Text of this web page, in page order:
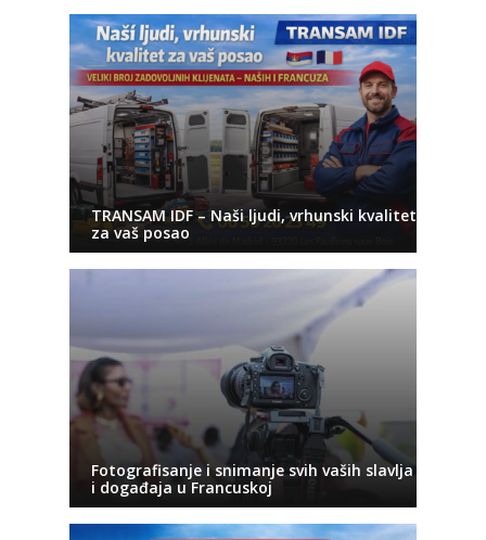
TRANSAM IDF – Naši ljudi, vrhunski kvalitet
za vaš posao
Fotografisanje i snimanje svih vaših slavlja
i događaja u Francuskoj